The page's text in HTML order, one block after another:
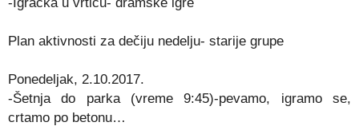
Plan aktivnosti za dečiju nedelju- starije grupe
Ponedeljak, 2.10.2017.
-Šetnja do parka (vreme 9:45)-pevamo, igramo se,
crtamo po betonu…